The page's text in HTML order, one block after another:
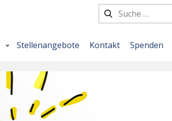
Stellenangebote Kontakt Spenden